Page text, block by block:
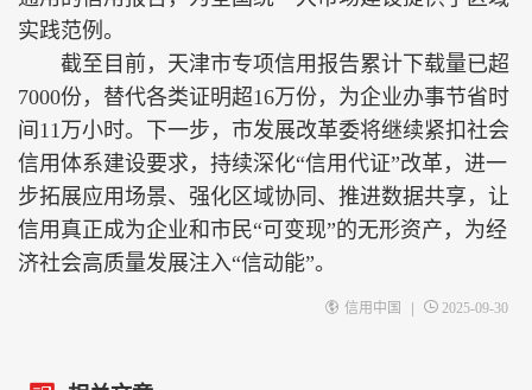
实践范例。
截至目前，天津市专项信用报告累计下载量已超
7000份，替代各类证明超16万份，为企业办事节省时
间11万小时。下一步，市发展改革委将继续紧扣社会
信用体系建设要求，持续深化“信用代证”改革，进一
步拓展应用场景、强化区域协同、推进数据共享，让
信用真正成为企业和市民“可变现”的无形资产，为经
济社会高质量发展注入“信动能”。
信用中国 | 2025-09-30